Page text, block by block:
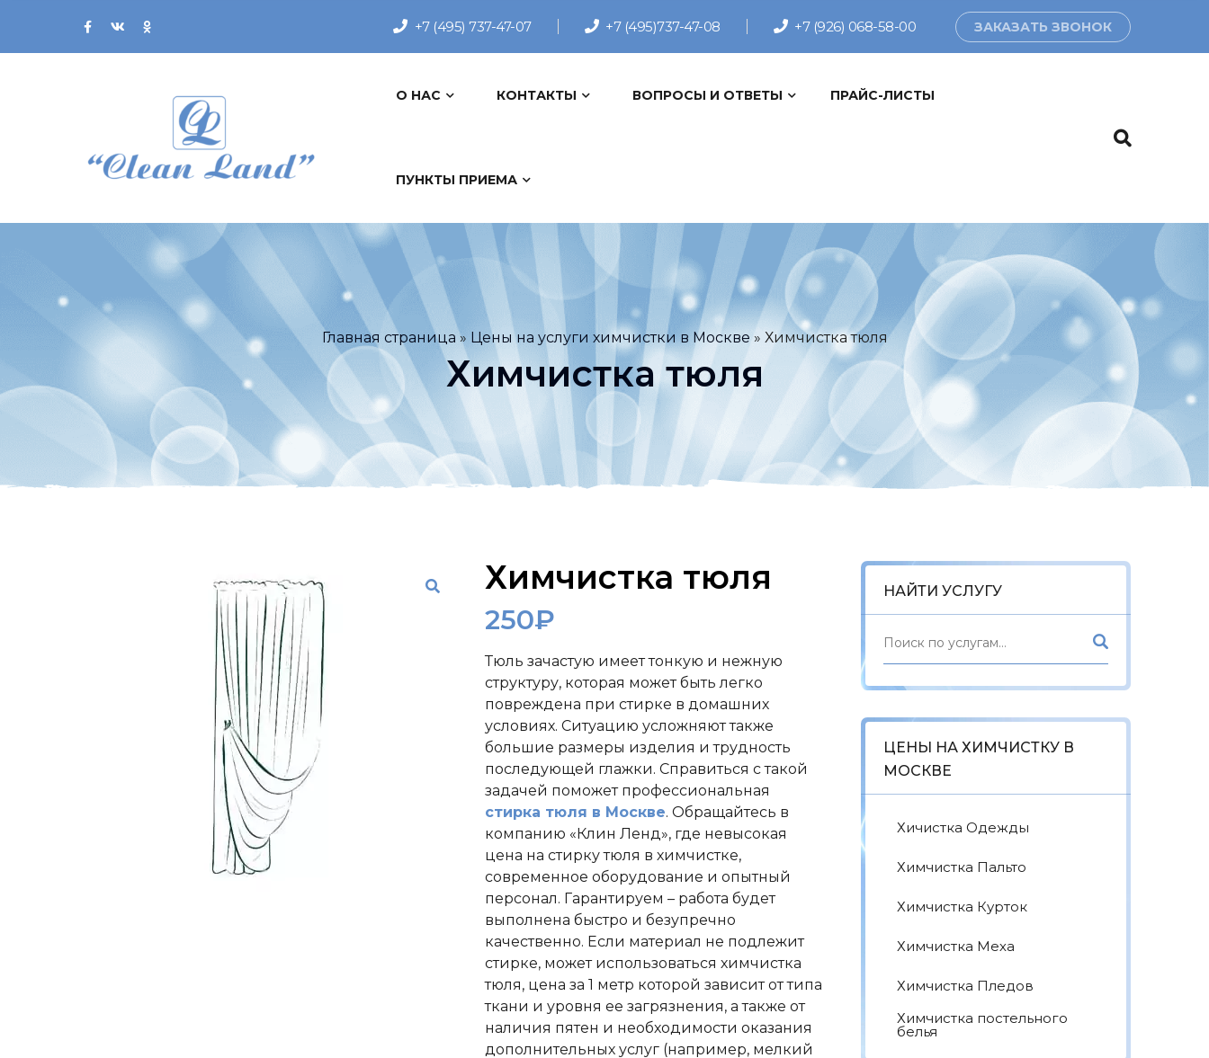
+7 (495) 737-47-07 +7 (495)737-47-08 +7 (926) 068-58-00 ЗАКАЗАТЬ ЗВОНОК
О НАС КОНТАКТЫ ВОПРОСЫ И ОТВЕТЫ ПРАЙС-ЛИСТЫ
ПУНКТЫ ПРИЕМА
Главная страница » Цены на услуги химчистки в Москве » Химчистка тюля
Химчистка тюля
НАЙТИ УСЛУГУ
ЦЕНЫ НА ХИМЧИСТКУ В
МОСКВЕ
Хичистка Одежды
Химчистка Пальто
Химчистка Курток
Химчистка Меха
Химчистка Пледов
Химчистка постельного
белья
Химчистка тюля
250₽
Тюль зачастую имеет тонкую и нежную
структуру, которая может быть легко
повреждена при стирке в домашних
условиях. Ситуацию усложняют также
большие размеры изделия и трудность
последующей глажки. Справиться с такой
задачей поможет профессиональная
стирка тюля в Москве. Обращайтесь в
компанию «Клин Ленд», где невысокая
цена на стирку тюля в химчистке,
современное оборудование и опытный
персонал. Гарантируем – работа будет
выполнена быстро и безупречно
качественно. Если материал не подлежит
стирке, может использоваться химчистка
тюля, цена за 1 метр которой зависит от типа
ткани и уровня ее загрязнения, а также от
наличия пятен и необходимости оказания
дополнительных услуг (например, мелкий